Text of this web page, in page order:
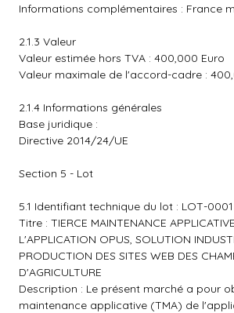
Informations complémentaires : France
2.1.3 Valeur
Valeur estimée hors TVA : 400,000 Euro
Valeur maximale de l'accord-cadre :
2.1.4 Informations générales
Base juridique :
Directive 2014/24/UE
Section 5 - Lot
5.1 Identifiant technique du lot : LOT-0001
Titre : TIERCE MAINTENANCE
L'APPLICATION OPUS, SOLUTION
PRODUCTION DES SITES WEB DES
D'AGRICULTURE
Description : Le présent marché a pour
maintenance applicative (TMA) de